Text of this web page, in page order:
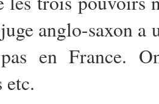
anglo-saxon
en France.